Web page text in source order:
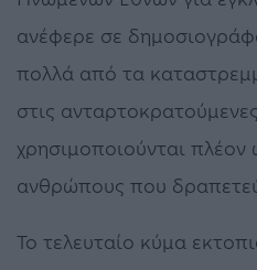
ανέφερε σε
πολλά από τα
στις
χρησιμοποιούνται
ανθρώπους που
Το τελευταίο κύμα